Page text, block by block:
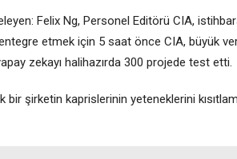
Felix Ng, Personel Editörü CIA,
entegre etmek için 5 saat önce CIA, büyük
zekayı halihazırda 300 projede test etti.
bir şirketin kaprislerinin yeteneklerini